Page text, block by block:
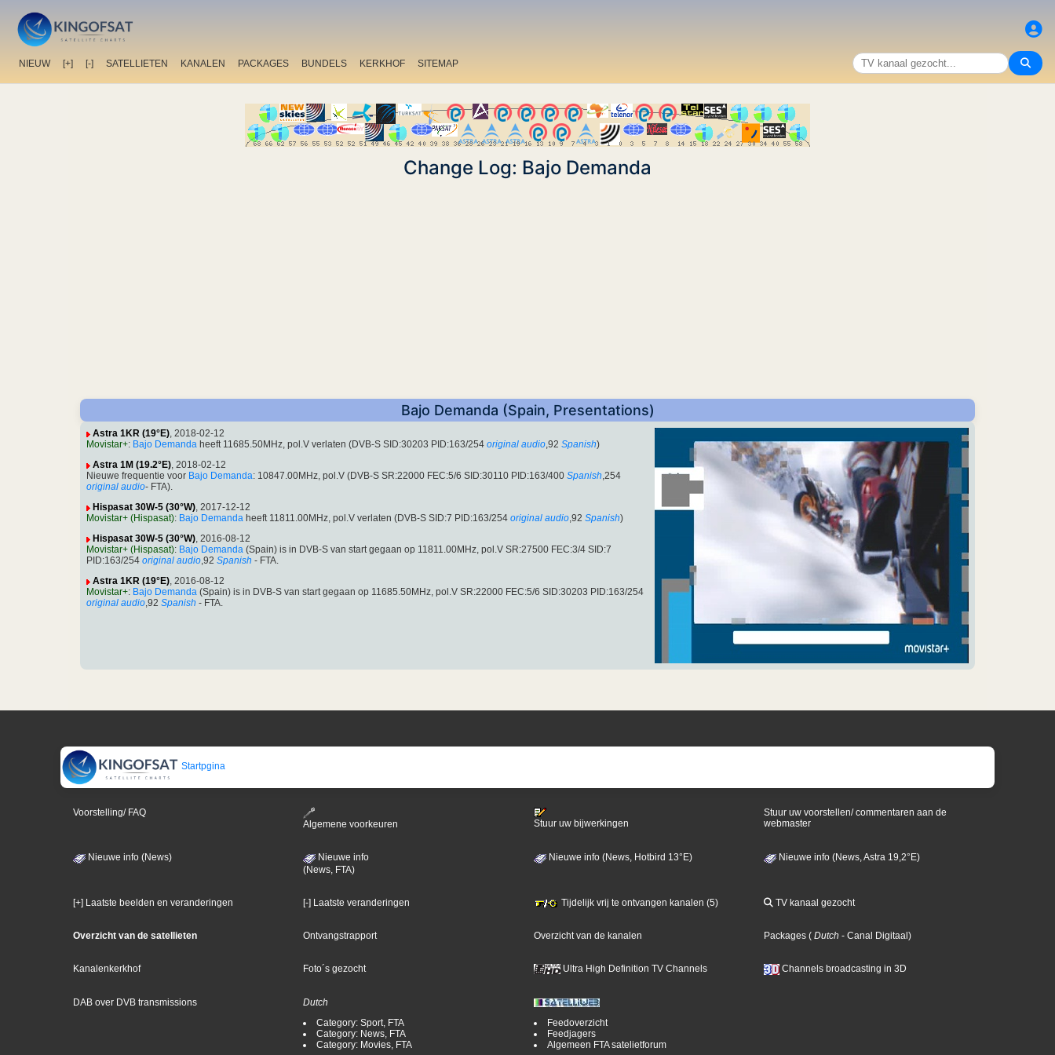
NIEUW [+] [-] SATELLIETEN KANALEN PACKAGES BUNDELS KERKHOF SITEMAP
Change Log: Bajo Demanda
Bajo Demanda (Spain, Presentations)
Astra 1KR (19°E), 2018-02-12
Movistar+: Bajo Demanda heeft 11685.50MHz, pol.V verlaten (DVB-S SID:30203 PID:163/254 original audio,92 Spanish)
Astra 1M (19.2°E), 2018-02-12
Nieuwe frequentie voor Bajo Demanda: 10847.00MHz, pol.V (DVB-S SR:22000 FEC:5/6 SID:30110 PID:163/400 Spanish,254
original audio- FTA).
Hispasat 30W-5 (30°W), 2017-12-12
Movistar+ (Hispasat): Bajo Demanda heeft 11811.00MHz, pol.V verlaten (DVB-S SID:7 PID:163/254 original audio,92 Spanish)
Hispasat 30W-5 (30°W), 2016-08-12
Movistar+ (Hispasat): Bajo Demanda (Spain) is in DVB-S van start gegaan op 11811.00MHz, pol.V SR:27500 FEC:3/4 SID:7
PID:163/254 original audio,92 Spanish - FTA.
Astra 1KR (19°E), 2016-08-12
Movistar+: Bajo Demanda (Spain) is in DVB-S van start gegaan op 11685.50MHz, pol.V SR:22000 FEC:5/6 SID:30203 PID:163/254
original audio,92 Spanish - FTA.
Startpgina
Voorstelling/ FAQ
Algemene voorkeuren
Stuur uw bijwerkingen
Stuur uw voorstellen/ commentaren aan de
webmaster
Nieuwe info (News)
Nieuwe info
(News, FTA)
Nieuwe info (News, Hotbird 13°E) Nieuwe info (News, Astra 19,2°E)
[+] Laatste beelden en veranderingen [-] Laatste veranderingen Tijdelijk vrij te ontvangen kanalen (5) TV kanaal gezocht
Overzicht van de satellieten Ontvangstrapport Overzicht van de kanalen Packages ( Dutch - Canal Digitaal)
Kanalenkerkhof Foto´s gezocht Ultra High Definition TV Channels Channels broadcasting in 3D
DAB over DVB transmissions
Dutch
Category: Sport, FTA
Category: News, FTA
Category: Movies, FTA
Feedoverzicht
Feedjagers
Algemeen FTA satelietforum